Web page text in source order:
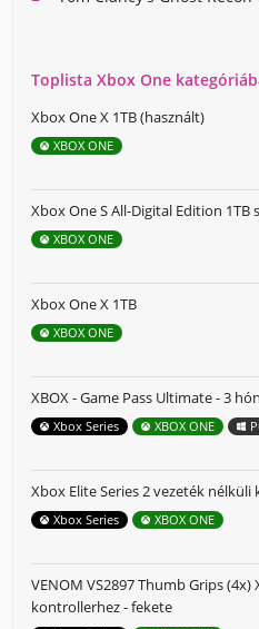
Toplista Xbox One
Xbox One X 1TB (használt)
XBOX ONE
Xbox One S All-Digital Edition
XBOX ONE
Xbox One X 1TB
XBOX ONE
XBOX - Game Pass Ultimate - 3
Xbox Series XBOX ONE
Xbox Elite Series 2 vezeték
Xbox Series XBOX ONE
VENOM VS2897 Thumb Grips (4x)
kontrollerhez - fekete